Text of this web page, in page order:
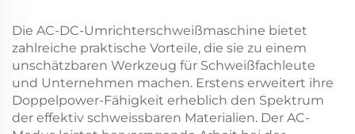
Die AC-DC-Umrichterschweißmaschine bietet
zahlreiche praktische Vorteile, die sie zu einem
unschätzbaren Werkzeug für Schweißfachleute
und Unternehmen machen. Erstens erweitert ihre
Doppelpower-Fähigkeit erheblich den Spektrum
der effektiv schweissbaren Materialien. Der AC-